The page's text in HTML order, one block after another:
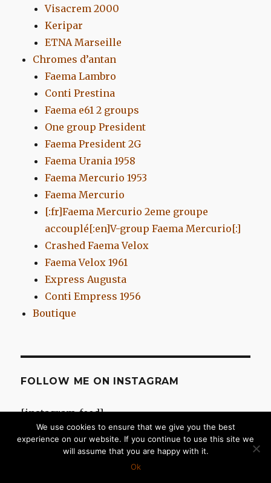
Visacrem 2000
Keripar
ETNA Marseille
Chromes d’antan
Faema Lambro
Conti Prestina
Faema e61 2 groups
One group President
Faema President 2G
Faema Urania 1958
Faema Mercurio 1953
Faema Mercurio
[:fr]Faema Mercurio 2eme groupe
accouplé[:en]V-group Faema Mercurio[:]
Crashed Faema Velox
Faema Velox 1961
Express Augusta
Conti Empress 1956
Boutique
FOLLOW ME ON INSTAGRAM
[instagram-feed]
Fièrement propulsé par WordPress
We use cookies to ensure that we give you the best
experience on our website. If you continue to use this site we
will assume that you are happy with it.
Ok